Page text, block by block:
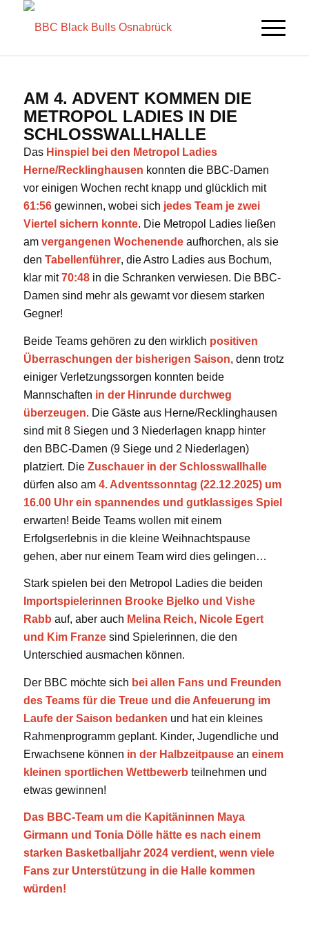
AM 4. ADVENT KOMMEN DIE
METROPOL LADIES IN DIE
SCHLOSSWALLHALLE
Das Hinspiel bei den Metropol Ladies
Herne/Recklinghausen konnten die BBC-Damen
vor einigen Wochen recht knapp und glücklich mit
61:56gewinnen, wobei sich jedes Team je zwei
Viertel sichern konnte. Die Metropol Ladies ließen
am vergangenen Wochenendeaufhorchen, als sie
den Tabellenführer, die Astro Ladies aus Bochum,
klar mit70:48in die Schranken verwiesen. Die BBC-
Damen sind mehr als gewarnt vor diesem starken
Gegner!
Beide Teams gehören zu den wirklich positiven
Überraschungen der bisherigen Saison, denn trotz
einiger Verletzungssorgen konnten beide
Mannschaften in der Hinrunde durchweg
überzeugen. Die Gäste aus Herne/Recklinghausen
sind mit 8 Siegen und 3 Niederlagen knapp hinter
den BBC-Damen (9 Siege und 2 Niederlagen)
platziert. Die Zuschauer in der Schlosswallhalle
dürfen also am 4. Adventssonntag (22.12.2025) um
16.00 Uhr ein spannendes und gutklassiges Spiel
erwarten! Beide Teams wollen mit einem
Erfolgserlebnis in die kleine Weihnachtspause
gehen, aber nur einem Team wird dies gelingen…
Stark spielen bei den Metropol Ladies die beiden
Importspielerinnen Brooke Bjelko und Vishe
Rabb auf, aber auch Melina Reich, Nicole Egert
und Kim Franzesind Spielerinnen, die den
Unterschied ausmachen können.
Der BBC möchte sich bei allen Fans und Freunden
des Teams für die Treue und die Anfeuerung im
Laufe der Saison bedanken und hat ein kleines
Rahmenprogramm geplant. Kinder, Jugendliche und
Erwachsene können in der Halbzeitpausean einem
kleinen sportlichen Wettbewerb teilnehmen und
etwas gewinnen!
Das BBC-Team um die Kapitäninnen Maya
Girmann und Tonia Dölle hätte es nach einem
starken Basketballjahr 2024 verdient, wenn viele
Fans zur Unterstützung in die Halle kommen
würden!